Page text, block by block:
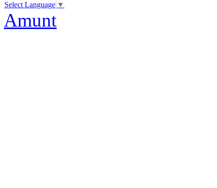
Select Language ▼
Amunt